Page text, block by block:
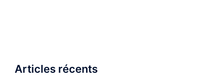
Articles récents